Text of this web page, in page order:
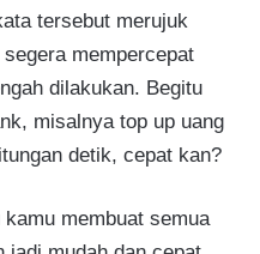
tersebut merujuk
mempercepat
dilakukan. Begitu
misalnya top up uang
detik, cepat kan?
membuat semua